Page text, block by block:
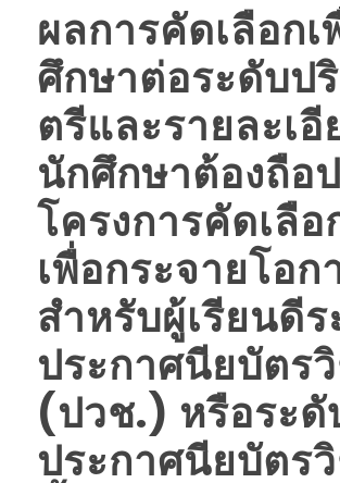
ผลการคัดเลือกเ
ศึกษาต่อระดับป
ตรีและรายละเ
นักศึกษาต้องถือ
โครงการคัดเลือ
เพื่อกระจายโอก
สำหรับผู้เรียนดี
ประกาศนียบัตร
(ปวช.) หรือระดั
ประกาศนียบัตร